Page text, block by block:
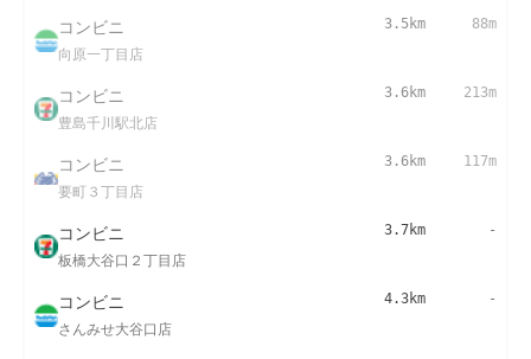
コンビニ
向原一丁目店
3.5km 88m
コンビニ
豊島千川駅北店
3.6km 213m
コンビニ
要町３丁目店
3.6km 117m
コンビニ
板橋大谷口２丁目店
3.7km -
コンビニ
さんみせ大谷口店
4.3km -